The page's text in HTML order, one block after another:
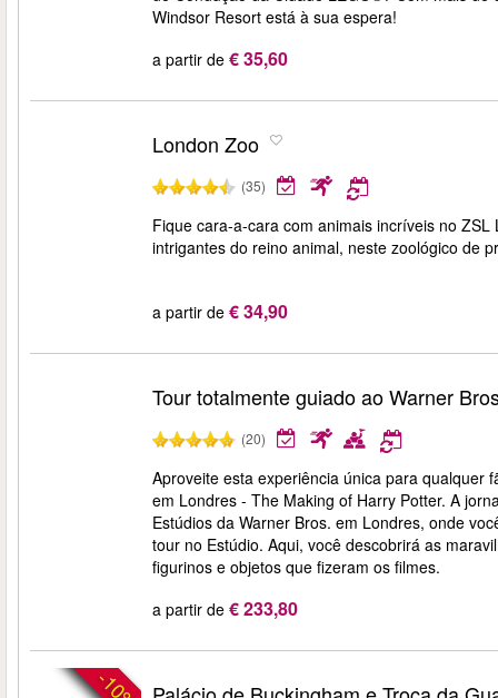
Windsor Resort está à sua espera!
a partir de € 35,60
London Zoo
(35)
Fique cara-a-cara com animais incríveis no
intrigantes do reino animal, neste zoológico de
a partir de € 34,90
Tour totalmente guiado ao Warner
(20)
Aproveite esta experiência única para qualquer
em Londres - The Making of Harry Potter. A
Estúdios da Warner Bros. em Londres, onde
tour no Estúdio. Aqui, você descobrirá as
figurinos e objetos que fizeram os filmes.
a partir de € 233,80